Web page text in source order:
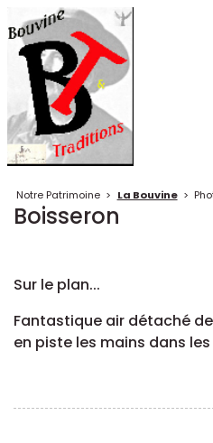
Notre Patrimoine > La Bouvine >
Boisseron
Sur le plan...
Fantastique air détaché
en piste les mains dans